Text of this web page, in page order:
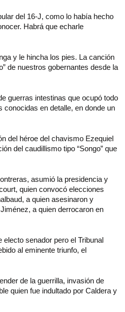
del 16-J, como lo había hecho
Habrá que echarle
y le hincha los pies. La canción
de nuestros gobernantes desde la
guerras intestinas que ocupó todo
en detalle, en donde un
del héroe del chavismo Ezequiel
del caudillismo tipo “Songo” que
asumió la presidencia y
quien convocó elecciones
a quien asesinaron y
a quien derrocaron en
senador pero el Tribunal
al eminente triunfo, el
de la guerrilla, invasión de
quien fue indultado por Caldera y